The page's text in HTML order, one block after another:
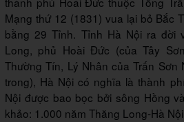
Mạng thứ 12 (1831) vua lại bỏ Bắc
bằng 29 Tỉnh. Tỉnh Hà Nội ra đời
Long, phủ Hoài Đức (của Tây
Thường Tín, Lý Nhân của Trấn Sơn
trong), Hà Nội có nghĩa là thành
Nội được bao bọc bởi sông Hồng
khảo: 1.000 năm Thăng Long-Hà